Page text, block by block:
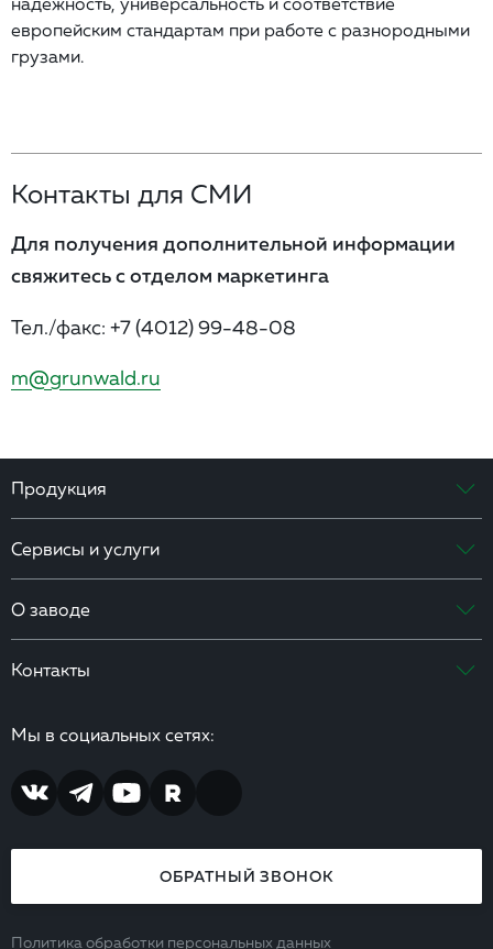
европейским стандартам при работе с разнородными
грузами.
Контакты для СМИ
Для получения дополнительной информации
свяжитесь с отделом маркетинга
Тел./факс: +7 (4012) 99-48-08
m@grunwald.ru
Продукция
Сервисы и услуги
О заводе
Контакты
Мы в социальных сетях:
ОБРАТНЫЙ ЗВОНОК
Политика обработки персональных данных